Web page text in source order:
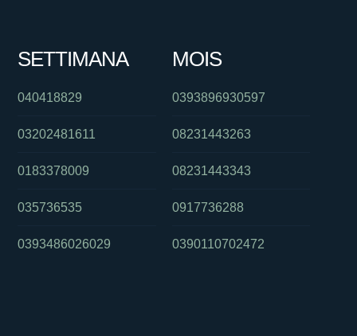
SETTIMANA
040418829
03202481611
0183378009
035736535
0393486026029
MOIS
0393896930597
08231443263
08231443343
0917736288
0390110702472